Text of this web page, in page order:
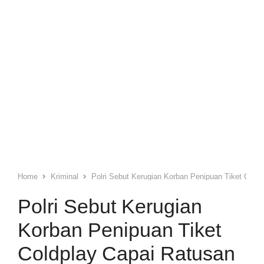
Home Kriminal Polri Sebut Kerugian Korban Penipuan Tiket
Polri Sebut Kerugian
Korban Penipuan Tiket
Coldplay Capai Ratusan